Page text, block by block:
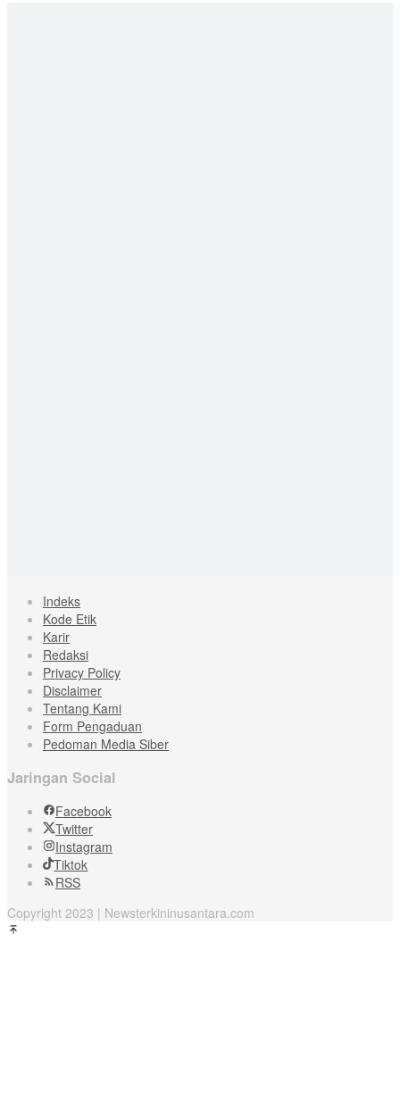
Indeks
Kode Etik
Karir
Redaksi
Privacy Policy
Disclaimer
Tentang Kami
Form Pengaduan
Pedoman Media Siber
Jaringan Social
Facebook
Twitter
Instagram
Tiktok
RSS
Copyright 2023 | Newsterkininusantara.com